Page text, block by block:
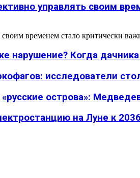
управлять своим
временем стало критически
нарушение? Когда
исследователи
острова»:
на Луне к